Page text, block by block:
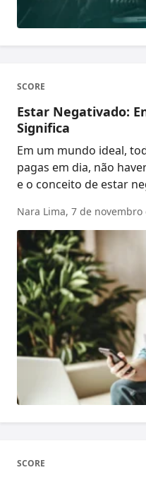
SCORE
Estar Negativado:
Significa
Em um mundo ideal,
pagas em dia, não
e o conceito de estar
Nara Lima, 7 de novembro
SCORE